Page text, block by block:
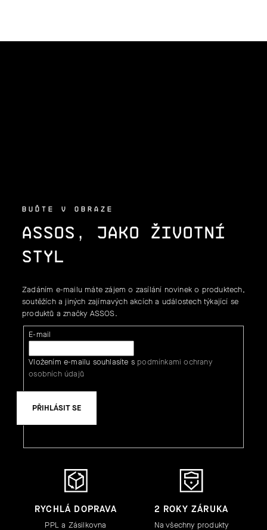
BUĎTE V OBRAZE
ASSOS, JAKO ŽIVOTNÍ
STYL
Zadáním e-mailu máte zájem o zasílání novinek o produktech,
soutěžích a jiných zajímavých akcích a událostech týkající se
produktů a značky ASSOS.
E-mail
Vložením e-mailu souhlasíte s podmínkami ochrany
osobních údajů
PŘIHLÁSIT SE
RYCHLÁ DOPRAVA
PPL a Zásilkovna
2 ROKY ZÁRUKA
Na všechny produkty